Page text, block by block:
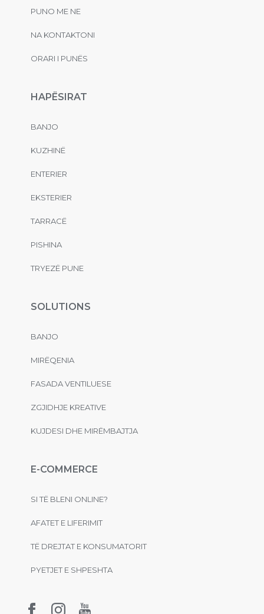
PUNO ME NE
NA KONTAKTONI
ORARI I PUNËS
HAPËSIRAT
BANJO
KUZHINË
ENTERIER
EKSTERIER
TARRACË
PISHINA
TRYEZË PUNE
SOLUTIONS
BANJO
MIRËQENIA
FASADA VENTILUESE
ZGJIDHJE KREATIVE
KUJDESI DHE MIRËMBAJTJA
E-COMMERCE
SI TË BLENI ONLINE?
AFATET E LIFERIMIT
TË DREJTAT E KONSUMATORIT
PYETJET E SHPESHTA